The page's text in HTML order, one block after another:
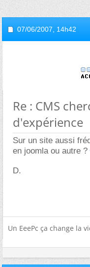
07/06/2007, 14h42
Re : CMS
d'expérience
Sur un site aussi
en joomla ou autre ?
D.
Un EeePc ça change la